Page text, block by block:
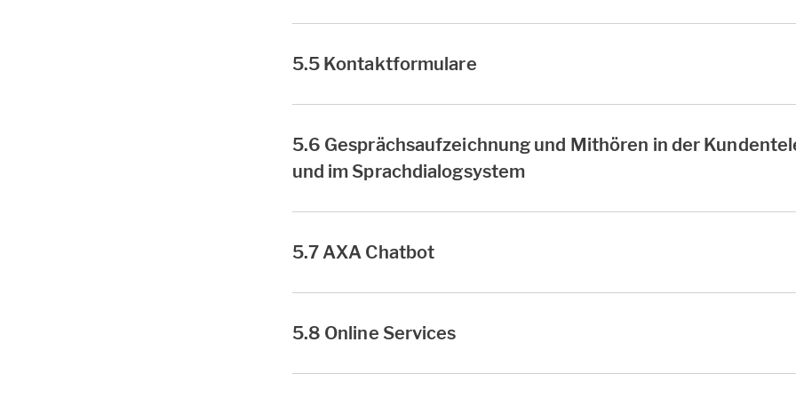
5.5 Kontaktformulare
5.6 Gesprächsaufzeichnung und Mithören in der
und im Sprachdialogsystem
5.7 AXA Chatbot
5.8 Online Services